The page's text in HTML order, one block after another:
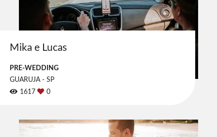
Mika e Lucas
PRE-WEDDING
GUARUJA - SP
1617
0